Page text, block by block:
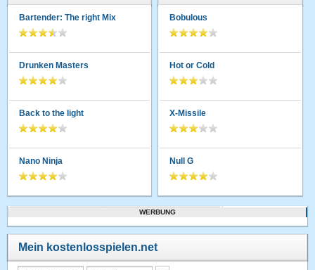
Bartender: The right Mix
Drunken Masters
Back to the light
Nano Ninja
Bobulous
Hot or Cold
X-Missile
Null G
WERBUNG
Mein kostenlosspielen.net